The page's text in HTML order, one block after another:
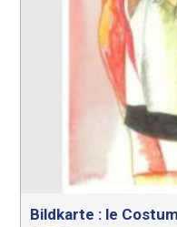
Bildkarte : le